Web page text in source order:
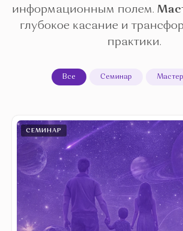
информационным полем.
глубокое касание и
практики.
Все Семинар
СЕМИНАР